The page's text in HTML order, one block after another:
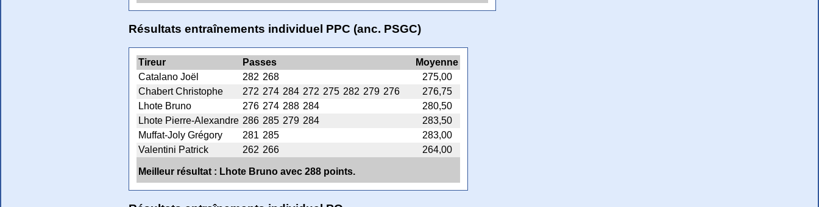
Résultats entraînements individuel PPC (anc. PSGC)
Tireur Passes
Moyenne
Catalano Joël
282 268
275,00
Chabert Christophe
272 274 284 272 275 282 279 276
276,75
Lhote Bruno
276 274 288 284
280,50
Lhote Pierre-Alexandre 286 285 279 284
283,50
Muffat-Joly Grégory
281 285
283,00
Valentini Patrick
262 266 264,00
Meilleur résultat : Lhote Bruno avec 288 points.